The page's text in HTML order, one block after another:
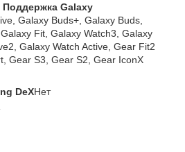
Поддержка Galaxy
Galaxy Buds+, Galaxy Buds,
Fit, Galaxy Watch3, Galaxy
Galaxy Watch Active, Gear Fit2
Gear S3, Gear S2, Gear IconX
DeXНет